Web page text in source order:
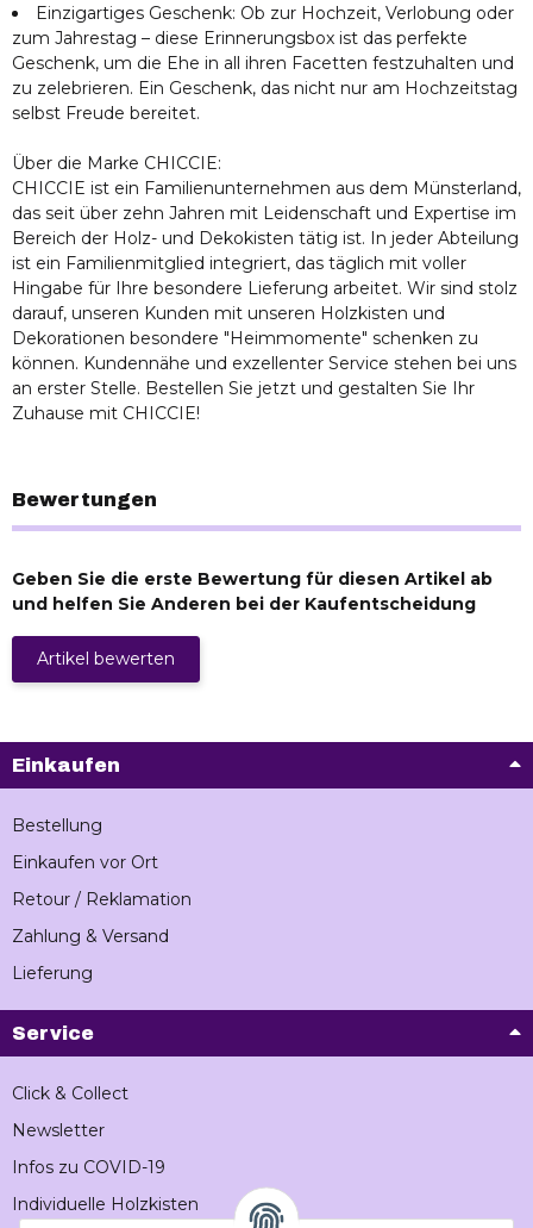
Einzigartiges Geschenk: Ob zur Hochzeit, Verlobung oder
zum Jahrestag – diese Erinnerungsbox ist das perfekte
Geschenk, um die Ehe in all ihren Facetten festzuhalten und
zu zelebrieren. Ein Geschenk, das nicht nur am Hochzeitstag
selbst Freude bereitet.
Über die Marke CHICCIE:
CHICCIE ist ein Familienunternehmen aus dem Münsterland,
das seit über zehn Jahren mit Leidenschaft und Expertise im
Bereich der Holz- und Dekokisten tätig ist. In jeder Abteilung
ist ein Familienmitglied integriert, das täglich mit voller
Hingabe für Ihre besondere Lieferung arbeitet. Wir sind stolz
darauf, unseren Kunden mit unseren Holzkisten und
Dekorationen besondere "Heimmomente" schenken zu
können. Kundennähe und exzellenter Service stehen bei uns
an erster Stelle. Bestellen Sie jetzt und gestalten Sie Ihr
Zuhause mit CHICCIE!
Bewertungen
Geben Sie die erste Bewertung für diesen Artikel ab
und helfen Sie Anderen bei der Kaufentscheidung
Artikel bewerten
Einkaufen
Bestellung
Einkaufen vor Ort
Retour / Reklamation
Zahlung & Versand
Lieferung
Service
Click & Collect
Newsletter
Infos zu COVID-19
Individuelle Holzkisten